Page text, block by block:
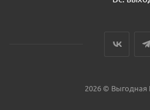
2026 © Выгодная